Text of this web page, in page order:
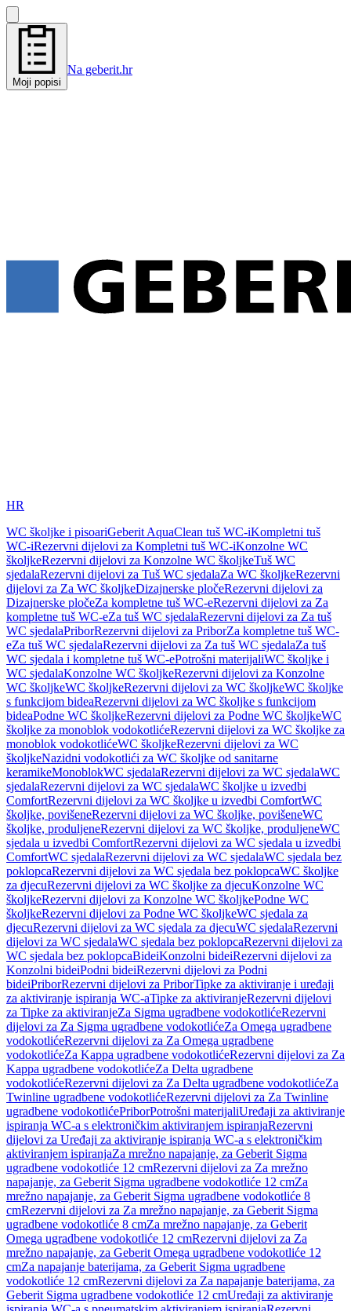
Moji popisi
Na geberit.hr
HR
WC školjke i pisoariGeberit AquaClean tuš WC-iKompletni tuš
WC-iRezervni dijelovi za Kompletni tuš WC-iKonzolne WC
školjkeRezervni dijelovi za Konzolne WC školjkeTuš WC
sjedalaRezervni dijelovi za Tuš WC sjedalaZa WC školjkeRezervni
dijelovi za Za WC školjkeDizajnerske pločeRezervni dijelovi za
Dizajnerske pločeZa kompletne tuš WC-eRezervni dijelovi za Za
kompletne tuš WC-eZa tuš WC sjedalaRezervni dijelovi za Za tuš
WC sjedalaPriborRezervni dijelovi za PriborZa kompletne tuš WC-
eZa tuš WC sjedalaRezervni dijelovi za Za tuš WC sjedalaZa tuš
WC sjedala i kompletne tuš WC-ePotrošni materijaliWC školjke i
WC sjedalaKonzolne WC školjkeRezervni dijelovi za Konzolne
WC školjkeWC školjkeRezervni dijelovi za WC školjkeWC školjke
s funkcijom bideaRezervni dijelovi za WC školjke s funkcijom
bideaPodne WC školjkeRezervni dijelovi za Podne WC školjkeWC
školjke za monoblok vodokotlićeRezervni dijelovi za WC školjke za
monoblok vodokotlićeWC školjkeRezervni dijelovi za WC
školjkeNazidni vodokotlići za WC školjke od sanitarne
keramikeMonoblokWC sjedalaRezervni dijelovi za WC sjedalaWC
sjedalaRezervni dijelovi za WC sjedalaWC školjke u izvedbi
ComfortRezervni dijelovi za WC školjke u izvedbi ComfortWC
školjke, povišeneRezervni dijelovi za WC školjke, povišeneWC
školjke, produljeneRezervni dijelovi za WC školjke, produljeneWC
sjedala u izvedbi ComfortRezervni dijelovi za WC sjedala u izvedbi
ComfortWC sjedalaRezervni dijelovi za WC sjedalaWC sjedala bez
poklopcaRezervni dijelovi za WC sjedala bez poklopcaWC školjke
za djecuRezervni dijelovi za WC školjke za djecuKonzolne WC
školjkeRezervni dijelovi za Konzolne WC školjkePodne WC
školjkeRezervni dijelovi za Podne WC školjkeWC sjedala za
djecuRezervni dijelovi za WC sjedala za djecuWC sjedalaRezervni
dijelovi za WC sjedalaWC sjedala bez poklopcaRezervni dijelovi za
WC sjedala bez poklopcaBideiKonzolni bideiRezervni dijelovi za
Konzolni bideiPodni bideiRezervni dijelovi za Podni
bideiPriborRezervni dijelovi za PriborTipke za aktiviranje i uređaji
za aktiviranje ispiranja WC-aTipke za aktiviranjeRezervni dijelovi
za Tipke za aktiviranjeZa Sigma ugradbene vodokotlićeRezervni
dijelovi za Za Sigma ugradbene vodokotlićeZa Omega ugradbene
vodokotlićeRezervni dijelovi za Za Omega ugradbene
vodokotlićeZa Kappa ugradbene vodokotlićeRezervni dijelovi za Za
Kappa ugradbene vodokotlićeZa Delta ugradbene
vodokotlićeRezervni dijelovi za Za Delta ugradbene vodokotlićeZa
Twinline ugradbene vodokotlićeRezervni dijelovi za Za Twinline
ugradbene vodokotlićePriborPotrošni materijaliUređaji za aktiviranje
ispiranja WC-a s elektroničkim aktiviranjem ispiranjaRezervni
dijelovi za Uređaji za aktiviranje ispiranja WC-a s elektroničkim
aktiviranjem ispiranjaZa mrežno napajanje, za Geberit Sigma
ugradbene vodokotliće 12 cmRezervni dijelovi za Za mrežno
napajanje, za Geberit Sigma ugradbene vodokotliće 12 cmZa
mrežno napajanje, za Geberit Sigma ugradbene vodokotliće 8
cmRezervni dijelovi za Za mrežno napajanje, za Geberit Sigma
ugradbene vodokotliće 8 cmZa mrežno napajanje, za Geberit
Omega ugradbene vodokotliće 12 cmRezervni dijelovi za Za
mrežno napajanje, za Geberit Omega ugradbene vodokotliće 12
cmZa napajanje baterijama, za Geberit Sigma ugradbene
vodokotliće 12 cmRezervni dijelovi za Za napajanje baterijama, za
Geberit Sigma ugradbene vodokotliće 12 cmUređaji za aktiviranje